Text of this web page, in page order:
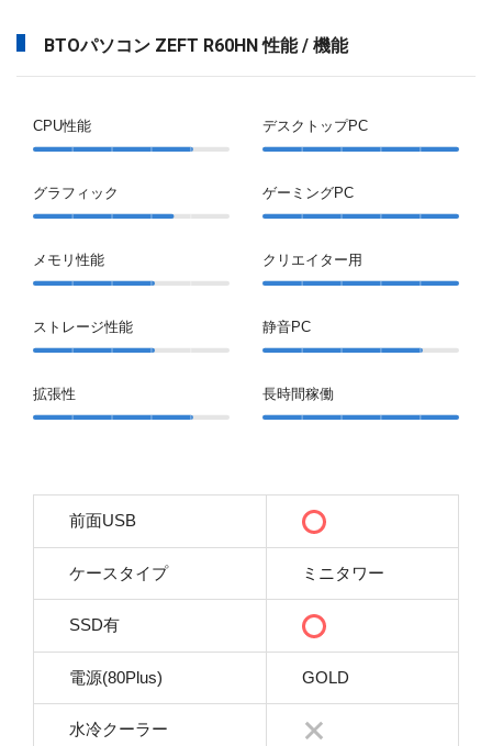
BTOパソコン ZEFT R60HN 性能 / 機能
CPU性能
グラフィック
メモリ性能
ストレージ性能
拡張性
デスクトップPC
ゲーミングPC
クリエイター用
静音PC
長時間稼働
前面USB
ケースタイプ ミニタワー
SSD有
電源(80Plus) GOLD
水冷クーラー